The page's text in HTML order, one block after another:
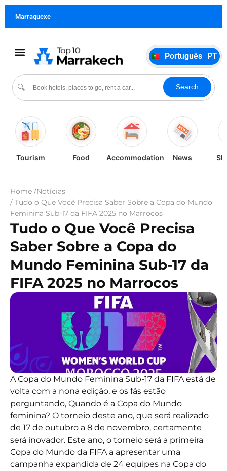
Marraquexe
🔍 Search
Português PT
German DE
Italiano IT
Español
ES
Tourism Food Accommodation News
Home /Notícias
/ Tudo o Que Você Precisa Saber Sobre a Copa do Mundo
Feminina Sub-17 da FIFA 2025 no Marrocos
Tudo o Que Você Precisa
Saber Sobre a Copa do
Mundo Feminina Sub-17 da
FIFA 2025 no Marrocos
A Copa do Mundo Feminina Sub-17 da FIFA está de
volta com a nona edição, e os fãs estão
perguntando, Quando é a Copa do Mundo
feminina? O torneio deste ano, que será realizado
de 17 de outubro a 8 de novembro, certamente
será inovador. Este ano, o torneio será a primeira
Copa do Mundo da FIFA a apresentar uma
campanha expandida de 24 equipes na Copa do